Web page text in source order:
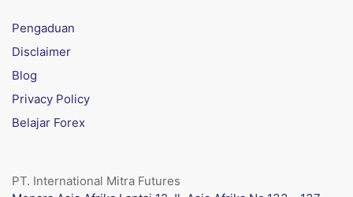
Pengaduan
Disclaimer
Blog
Privacy Policy
Belajar Forex
PT. International Mitra Futures